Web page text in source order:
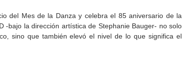
del Mes de la Danza y celebra el 85 aniversario de la
-bajo la dirección artística de Stephanie Bauger- no solo
sino que también elevó el nivel de lo que significa el